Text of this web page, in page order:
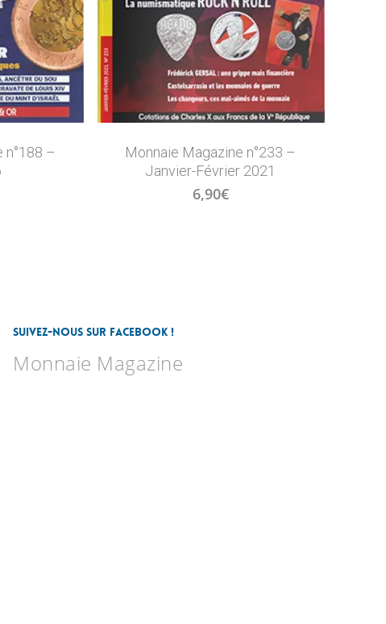
n°188 –
Monnaie Magazine n°233 –
Janvier-Février 2021
6,90€
Suivez-nous sur Facebook !
Monnaie Magazine